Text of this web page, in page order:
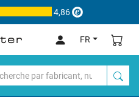
4,86
FR